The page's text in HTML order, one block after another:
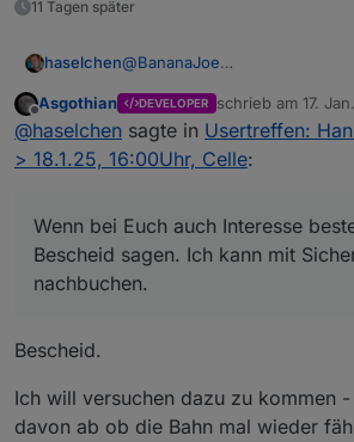
11 Tagen später
haselchen@BananaJoe
@Samson71
@wendy2702
Soooo, im Neuen Jahr zur
Info.
Die Location ist reserviert.
Offline
Asgothian DEVELOPER schrieb am 17.
zuletzt editiert von
@haselchen sagte in Usertreffen:
> 18.1.25, 16:00Uhr, Celle:
Wenn bei Euch auch Interesse
Bescheid sagen. Ich kann mit
nachbuchen.
Bescheid.
Ich will versuchen dazu zu kommen
davon ab ob die Bahn mal wieder